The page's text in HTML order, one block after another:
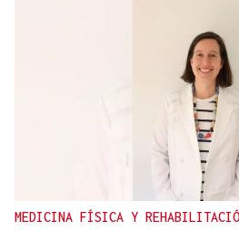
MEDICINA FÍSICA Y